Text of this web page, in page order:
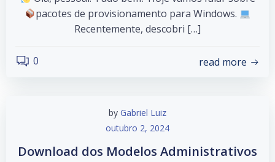
pacotes de provisionamento para Windows.
Recentemente, descobri […]
0 read more
by Gabriel Luiz
outubro 2, 2024
Download dos Modelos Administrativos